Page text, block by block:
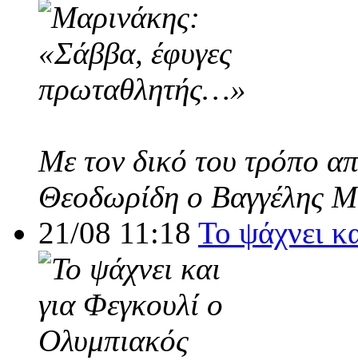
Με τον δικό του τρόπο
Θεοδωρίδη ο Βαγγέλης
21/08 11:18 Το ψάχνει